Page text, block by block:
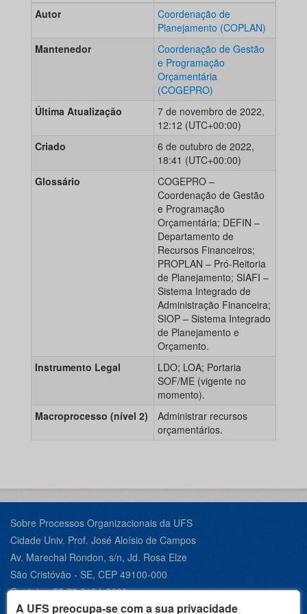
A UFS preocupa-se com a sua privacidade
Autor
Coordenação de
Planejamento (COPLAN)
Mantenedor
Coordenação de Gestão
e Programação
Orçamentária
(COGEPRO)
Última Atualização
7 de novembro de 2022,
12:12 (UTC+00:00)
Criado
6 de outubro de 2022,
18:41 (UTC+00:00)
Glossário
COGEPRO –
Coordenação de Gestão
e Programação
Orçamentária; DEFIN –
Departamento de
Recursos Financeiros;
PROPLAN – Pró-Reitoria
de Planejamento; SIAFI –
Sistema Integrado de
Administração Financeira;
SIOP – Sistema Integrado
de Planejamento e
Orçamento.
Instrumento Legal
LDO; LOA; Portaria
SOF/ME (vigente no
momento).
Macroprocesso (nível 2)
Administrar recursos
orçamentários.
Sobre Processos Organizacionais da UFS
Cidade Univ. Prof. José Aloísio de Campos
Av. Marechal Rondon, s/n, Jd. Rosa Elze
São Cristóvão - SE, CEP 49100-000
Contato +55 79 3194-6600